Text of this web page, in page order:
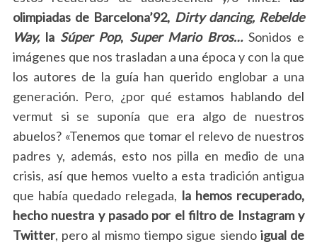
olimpiadas de Barcelona’92, Dirty dancing, Rebelde
Way,la Súper Pop, Super Mario Bros… Sonidos e
imágenes que nos trasladan a una época y con la que
los autores de la guía han querido englobar a una
generación. Pero, ¿por qué estamos hablando del
vermut si se suponía que era algo de nuestros
abuelos? «Tenemos que tomar el relevo de nuestros
padres y, además, esto nos pilla en medio de una
crisis, así que hemos vuelto a esta tradición antigua
que había quedado relegada, la hemos recuperado,
hecho nuestra y pasado por el filtro de Instagram y
Twitter, pero al mismo tiempo sigue siendoigual de